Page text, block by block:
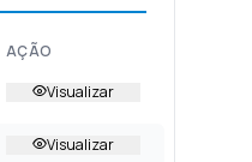
AÇÃO
Visualizar
Visualizar